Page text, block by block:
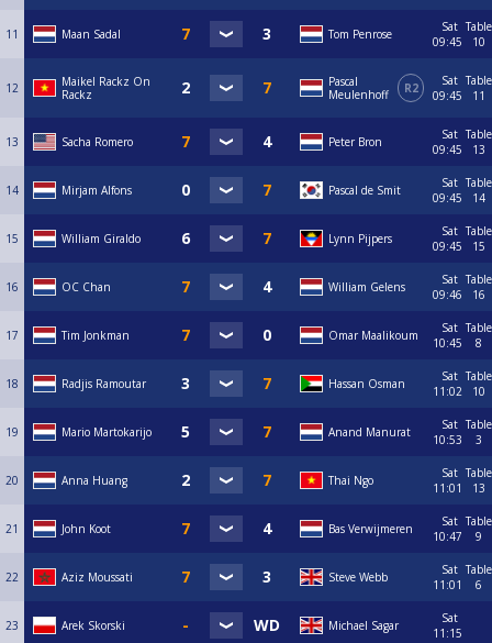
11 Maan Sadal Tom Penrose
Sat
09:45
Table
10
12
Maikel Rackz On
Rackz
Pascal
Meulenhoff
R2
Sat
09:45
Table
11
13 Sacha Romero Peter Bron
Sat
09:45
Table
13
14 Mirjam Alfons Pascal de Smit
Sat
09:45
Table
14
15 William Giraldo Lynn Pijpers
Sat
09:45
Table
15
16 OC Chan William Gelens
Sat
09:46
Table
16
17 Tim Jonkman Omar Maalikoum
Sat
10:45
Table
8
18 Radjis Ramoutar Hassan Osman
Sat
11:02
Table
10
19 Mario Martokarijo Anand Manurat
Sat
10:53
Table
3
20 Anna Huang Thai Ngo
Sat
11:01
Table
13
21 John Koot Bas Verwijmeren
Sat
10:47
Table
9
22 Aziz Moussati Steve Webb
Sat
11:01
Table
6
23 Arek Skorski Michael Sagar
Sat
11:15